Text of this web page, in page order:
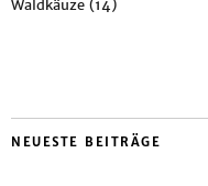
Waldkäuze (14)
NEUESTE BEITRÄGE